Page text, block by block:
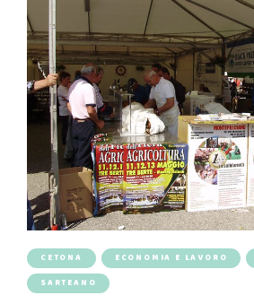
CETONA ECONOMIA E LAVORO
SARTEANO